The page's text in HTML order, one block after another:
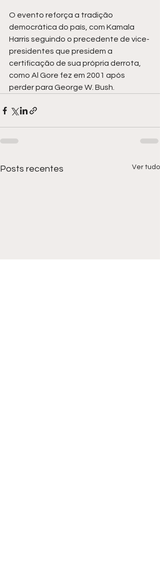
O evento reforça a tradição
democrática do país, com Kamala
Harris seguindo o precedente de vice-
presidentes que presidem a
certificação de sua própria derrota,
como Al Gore fez em 2001 após
perder para George W. Bush.
Posts recentes Ver tudo